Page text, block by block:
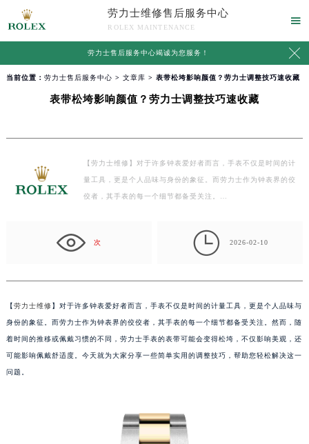
劳力士维修售后服务中心
ROLEX MAINTENANCE

劳力士售后服务中心竭诚为您服务！ 
当前位置： 劳力士售后服务中心 > 文章库 > 表带松垮影响颜值？劳力士调整技巧速收藏
表带松垮影响颜值？劳力士调整技巧速收藏
【劳力士维修】对于许多钟表爱好者而言，手表不仅是时间的计
量工具，更是个人品味与身份的象征。而劳力士作为钟表界的佼
佼者，其手表的每一个细节都备受关注。…
次  2026-02-10
【劳力士维修】对于许多钟表爱好者而言，手表不仅是时间的计量工具，更是个人品味与
身份的象征。而劳力士作为钟表界的佼佼者，其手表的每一个细节都备受关注。然而，随
着时间的推移或佩戴习惯的不同，劳力士手表的表带可能会变得松垮，不仅影响美观，还
可能影响佩戴舒适度。今天就为大家分享一些简单实用的调整技巧，帮助您轻松解决这一
问题。